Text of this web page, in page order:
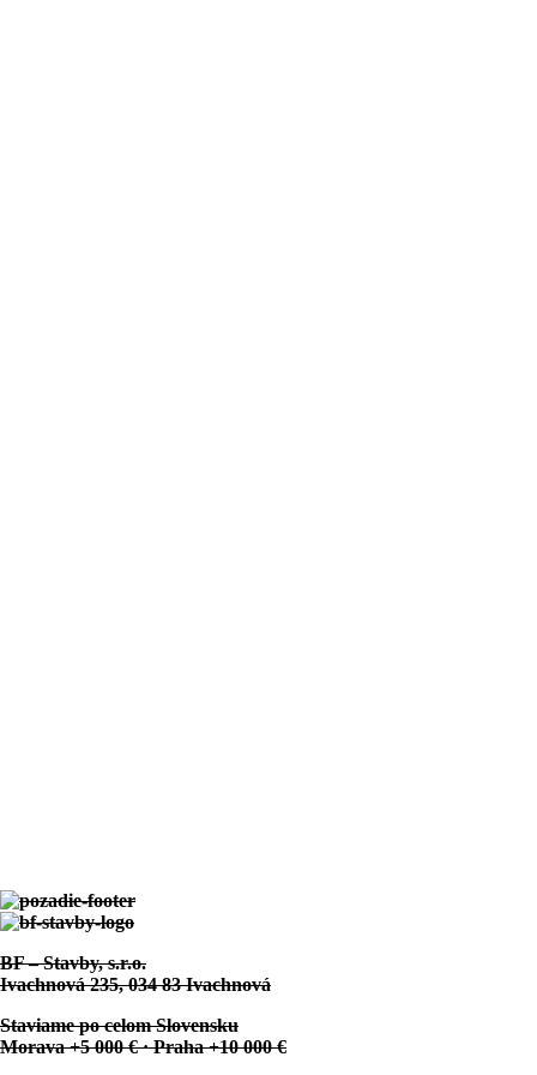
BF – Stavby, s.r.o.
Ivachnová 235, 034 83 Ivachnová
Staviame po celom Slovensku
Morava +5 000 € · Praha +10 000 €